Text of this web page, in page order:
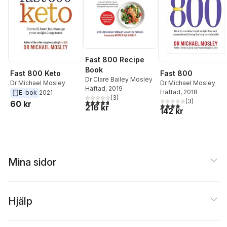
Fast 800 Keto
Dr Michael Mosley
E-bok 2021
60 kr
Fast 800 Recipe
Book
Dr Clare Bailey Mosley
Häftad, 2019
4,7utav 5 stjärnor. Totalt antal röster:
(3)
216 kr
Fast 800
Dr Michael Mosley
Häftad, 2018
4,0utav 5 stjärnor.
(3)
142 kr
Mina sidor
Hjälp